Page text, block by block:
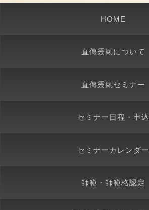
HOME
直傳靈氣について
直傳靈氣セミナー
セミナー日程・申込
セミナーカレンダー
師範・師範格認定